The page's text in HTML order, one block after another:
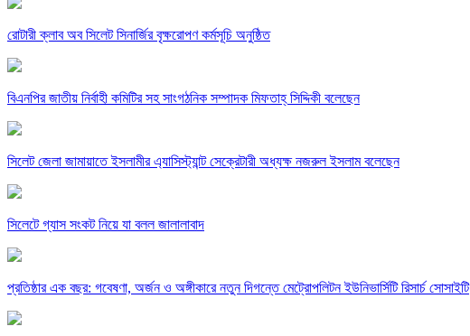
রোটারী ক্লাব অব সিলেট সিনার্জির বৃক্ষরোপণ কর্মসূচি অনুষ্ঠিত
বিএনপির জাতীয় নির্বাহী কমিটির সহ সাংগঠনিক সম্পাদক মিফতাহ্ সিদ্দিকী বলেছেন
সিলেট জেলা জামায়াতে ইসলামীর এ্যাসিস্ট্যান্ট সেক্রেটারী অধ্যক্ষ নজরুল ইসলাম বলেছেন
সিলেটে গ্যাস সংকট নিয়ে যা বলল জালালাবাদ
প্রতিষ্ঠার এক বছর: গবেষণা, অর্জন ও অঙ্গীকারে নতুন দিগন্তে মেট্রোপলিটন ইউনিভার্সিটি রিসার্চ সোসাইটি